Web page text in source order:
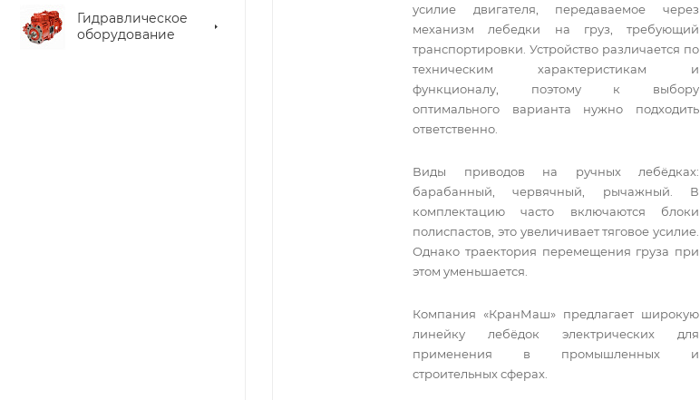
Гидравлическое
оборудование
усилие двигателя, передаваемое через
механизм лебедки на груз, требующий
транспортировки. Устройство различается по
техническим характеристикам и
функционалу, поэтому к выбору
оптимального варианта нужно подходить
ответственно.
Виды приводов на ручных лебёдках:
барабанный, червячный, рычажный. В
комплектацию часто включаются блоки
полиспастов, это увеличивает тяговое усилие.
Однако траектория перемещения груза при
этом уменьшается.
Компания «КранМаш» предлагает широкую
линейку лебёдок электрических для
применения в промышленных и
строительных сферах.